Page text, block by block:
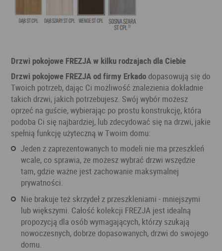
Drzwi pokojowe FREZJA w kilku rodzajach dla Ciebie
Drzwi pokojowe FREZJA od firmy Erkado dopasowują się do
Twoich potrzeb, dając Ci możliwość znalezienia dokładnie
takich drzwi, jakich potrzebujesz. Swój wybór możesz
oprzeć na guście, wybierając po prostu konstrukcję, która
podoba Ci się najbardziej, lub zdecydować się na drzwi, jakie
spełnią funkcję użyteczną w Twoim domu:
Jeden z zaprezentowanych to modeli nie ma przeszkleń
wcale, co sprawia, że możesz wybrać drzwi wszędzie
tam, gdzie ważne jest zachowanie maksymalnej
prywatności.
Nie brakuje też skrzydeł z przeszkleniami - mniejszymi
lub większymi. Całość kolekcji FREZJA jest idealną
propozycją dla osób wymagających, którzy szukają
nowoczesnych, dobrze dopasowanych, drzwi do swojego
domu.